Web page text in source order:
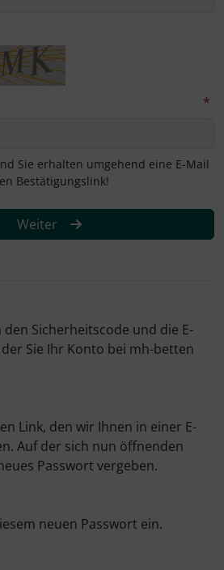
*
Sie erhalten umgehend eine E-Mail
Bestätigungslink!
Weiter
Sicherheitscode und die E-
Sie Ihr Konto bei mh-betten
Link, den wir Ihnen in einer E-
Auf der sich nun öffnenden
Passwort vergeben.
neuen Passwort ein.